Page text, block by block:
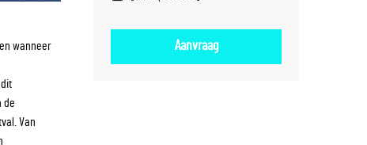
Aanvraag
wanneer
de
Van